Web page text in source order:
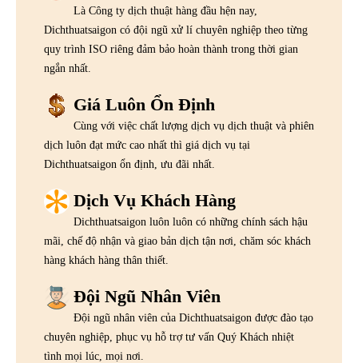
Là Công ty dịch thuật hàng đầu hện nay,
Dichthuatsaigon có đội ngũ xử lí chuyên nghiệp theo từng
quy trình ISO riêng đảm bảo hoàn thành trong thời gian
ngắn nhất.
Giá Luôn Ổn Định
Cùng với việc chất lượng dịch vụ dịch thuật và phiên
dịch luôn đạt mức cao nhất thì giá dịch vụ tại
Dichthuatsaigon ổn định, ưu đãi nhất.
Dịch Vụ Khách Hàng
Dichthuatsaigon luôn luôn có những chính sách hậu
mãi, chế độ nhận và giao bản dịch tận nơi, chăm sóc khách
hàng khách hàng thân thiết.
Đội Ngũ Nhân Viên
Đội ngũ nhân viên của Dichthuatsaigon được đào tạo
chuyên nghiệp, phục vụ hỗ trợ tư vấn Quý Khách nhiệt
tình mọi lúc, mọi nơi.